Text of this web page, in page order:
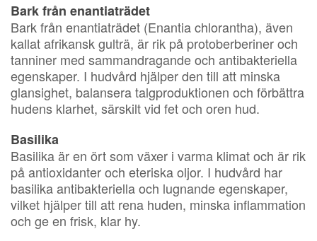
Bark från enantiaträdet
Bark från enantiaträdet (Enantia chlorantha), även
kallat afrikansk gulträ, är rik på protoberberiner och
tanniner med sammandragande och antibakteriella
egenskaper. I hudvård hjälper den till att minska
glansighet, balansera talgproduktionen och förbättra
hudens klarhet, särskilt vid fet och oren hud.
Basilika
Basilika är en ört som växer i varma klimat och är rik
på antioxidanter och eteriska oljor. I hudvård har
basilika antibakteriella och lugnande egenskaper,
vilket hjälper till att rena huden, minska inflammation
och ge en frisk, klar hy.